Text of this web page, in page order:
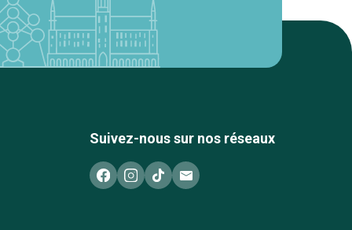
Suivez-nous sur nos réseaux